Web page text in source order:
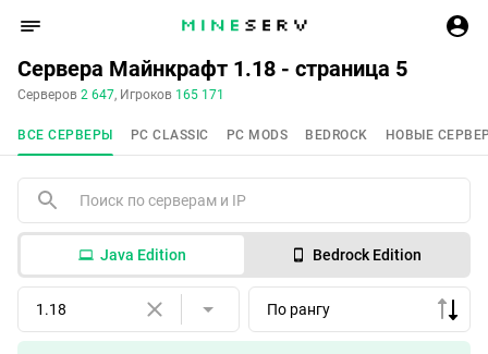
Сервера Майнкрафт 1.18 - страница 5
Серверов 2 647, Игроков 165 171
ВСЕ СЕРВЕРЫ PC CLASSIC PC MODS BEDROCK НОВЫЕ
Java Edition Bedrock Edition
1.18 По рангу